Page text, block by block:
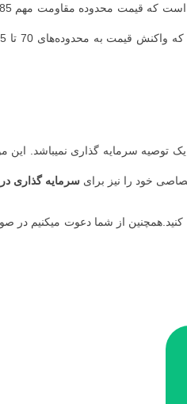
سرمایه گذاری نمیباشد. این
خود را نیز برای سرمایه گذاری در
کنید.همچنین از شما دعوت میکنیم